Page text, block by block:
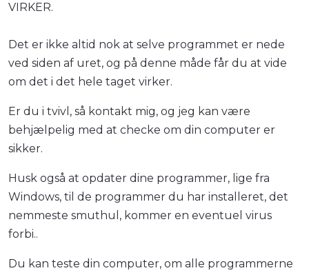
VIRKER.
Det er ikke altid nok at selve programmet er nede
ved siden af uret, og på denne måde får du at vide
om det i det hele taget virker.
Er du i tvivl, så kontakt mig, og jeg kan være
behjælpelig med at checke om din computer er
sikker.
Husk også at opdater dine programmer, lige fra
Windows, til de programmer du har installeret, det
nemmeste smuthul, kommer en eventuel virus
forbi..
Du kan teste din computer, om alle programmerne